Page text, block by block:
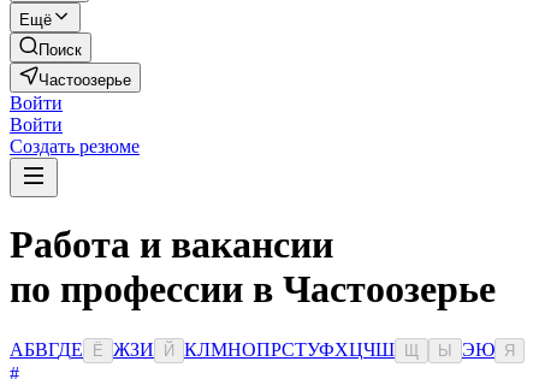
Ещё
Поиск
Частоозерье
Войти
Войти
Создать резюме
Работа и вакансии
по профессии в Частоозерье
АБВГДЕ Ё ЖЗИ Й КЛМНОПРСТУФХЦЧШ Ы ЭЮ Я
#